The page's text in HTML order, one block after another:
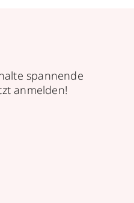
spannende
anmelden!